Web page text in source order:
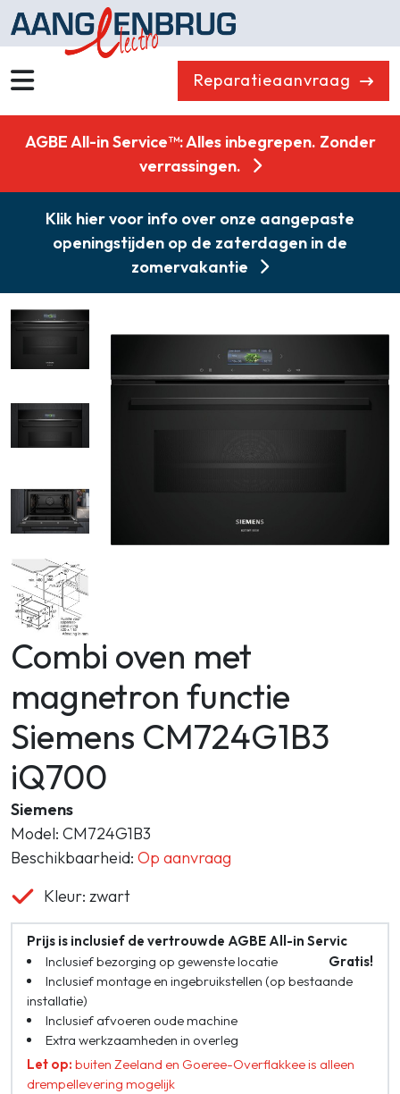
Reparatieaanvraag
Koelen & Vriezen
Koken
Koffiemachines
Professioneel
Stofzuigers
Quooker
Klein huishoudelijk
Combikorting
Zakelijk
AGBE All-in Service™: Alles inbegrepen. Zonder
verrassingen.
Klik hier voor info over onze aangepaste
openingstijden op de zaterdagen in de
zomervakantie
Combi oven met
magnetron functie
Siemens CM724G1B3
iQ700
Siemens
Model: CM724G1B3
Beschikbaarheid: Op aanvraag
Kleur: zwart
Prijs is inclusief de vertrouwde AGBE All-in Servic
Gratis!
Inclusief bezorging op gewenste locatie
Inclusief montage en ingebruikstellen (op bestaande
installatie)
Inclusief afvoeren oude machine
Extra werkzaamheden in overleg
Let op: buiten Zeeland en Goeree-Overflakkee is alleen
drempellevering mogelijk